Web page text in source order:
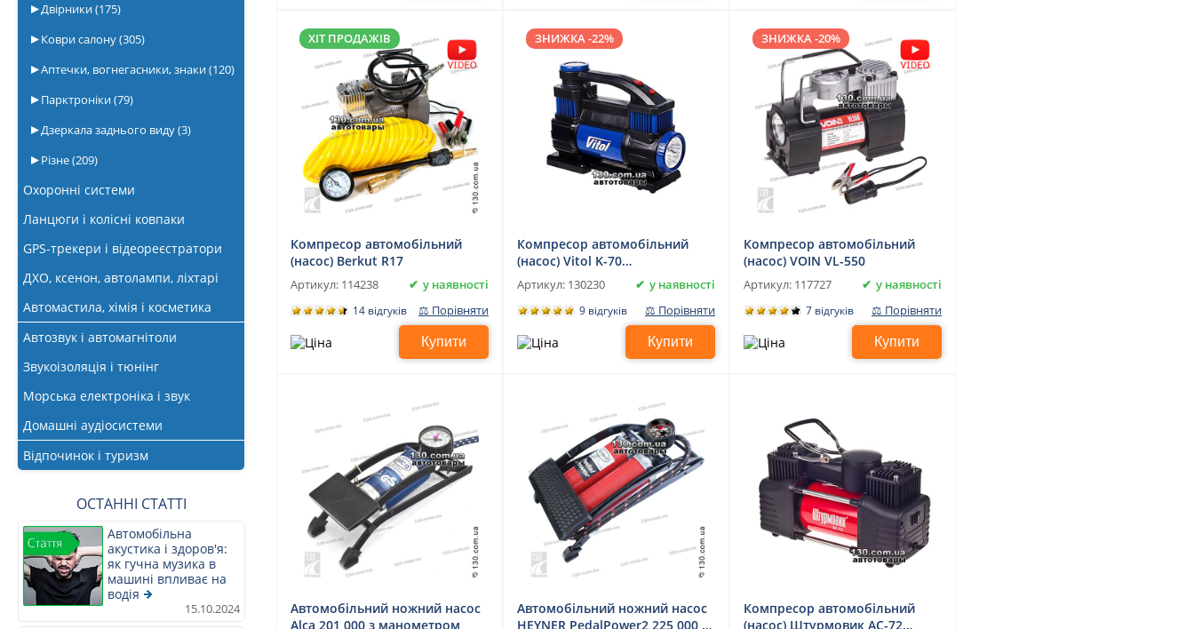
Двірники(175)
Коври салону(305)
Аптечки, вогнегасники, знаки(120)
Парктроніки(79)
Дзеркала заднього виду(3)
Різне(209)
Охоронні системи
Ланцюги і колісні ковпаки
GPS-трекери і відеореєстратори
ДХО, ксенон, автолампи, ліхтарі
Автомастила, хімія і косметика
Автозвук і автомагнітоли
Звукоізоляція і тюнінг
Морська електроніка і звук
Домашні аудіосистеми
Відпочинок і туризм
ОСТАННІ СТАТТІ
Автомобільна
акустика і здоров'я:
як гучна музика в
машині впливає на
водія
15.10.2024
ХІТ ПРОДАЖІВ
Компресор автомобільний
(насос) Berkut R17
Артикул: 114238 у наявності
14 відгуків ⚖ Порівняти
Купити
ЗНИЖКА -22%
Компресор автомобільний
(насос) Vitol K-70
двоциліндровий для
вантажних автомобілів,
джипів, 4x4, мікроавтобусів
Артикул: 130230 у наявності
9 відгуків ⚖ Порівняти
Купити
ЗНИЖКА -20%
Компресор автомобільний
(насос) VOIN VL-550
Артикул: 117727 у наявності
7 відгуків ⚖ Порівняти
Купити
Автомобільний ножний насос
Alca 201 000 з манометром
Автомобільний ножний насос
HEYNER PedalPower2 225 000 з
Компресор автомобільний
(насос) Штурмовик АС-72